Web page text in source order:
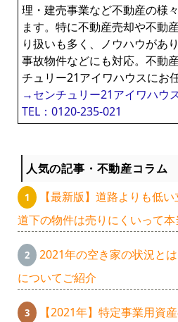
理・建売事業など不動産の様
ます。特に不動産売却や不動
り扱いも多く、ノウハウがあ
事故物件などにも対応。不動
チュリー21アイワハウスにお
→センチュリー21アイワハウ
TEL：0120-235-021
人気の記事・不動産コラム
【最新版】道路よりも低
道下の物件は売りにくいって本
2021年の空き家の状況と
についてご紹介
【2021年】特定事業用資